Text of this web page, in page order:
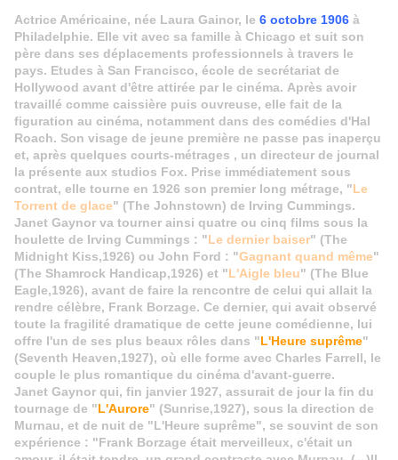
Actrice Américaine, née Laura Gainor, le 6 octobre 1906 à
Philadelphie. Elle vit avec sa famille à Chicago et suit son
père dans ses déplacements professionnels à travers le
pays. Etudes à San Francisco, école de secrétariat de
Hollywood avant d'être attirée par le cinéma. Après avoir
travaillé comme caissière puis ouvreuse, elle fait de la
figuration au cinéma, notamment dans des comédies d'Hal
Roach. Son visage de jeune première ne passe pas inaperçu
et, après quelques courts-métrages , un directeur de journal
la présente aux studios Fox. Prise immédiatement sous
contrat, elle tourne en 1926 son premier long métrage, "Le
Torrent de glace" (The Johnstown) de Irving Cummings.
Janet Gaynor va tourner ainsi quatre ou cinq films sous la
houlette de Irving Cummings : "Le dernier baiser" (The
Midnight Kiss,1926) ou John Ford : "Gagnant quand même"
(The Shamrock Handicap,1926) et "L'Aigle bleu" (The Blue
Eagle,1926), avant de faire la rencontre de celui qui allait la
rendre célèbre, Frank Borzage. Ce dernier, qui avait observé
toute la fragilité dramatique de cette jeune comédienne, lui
offre l'un de ses plus beaux rôles dans "L'Heure suprême"
(Seventh Heaven,1927), où elle forme avec Charles Farrell, le
couple le plus romantique du cinéma d'avant-guerre.
Janet Gaynor qui, fin janvier 1927, assurait de jour la fin du
tournage de "L'Aurore" (Sunrise,1927), sous la direction de
Murnau, et de nuit de "L'Heure suprême", se souvint de son
expérience : "Frank Borzage était merveilleux, c'était un